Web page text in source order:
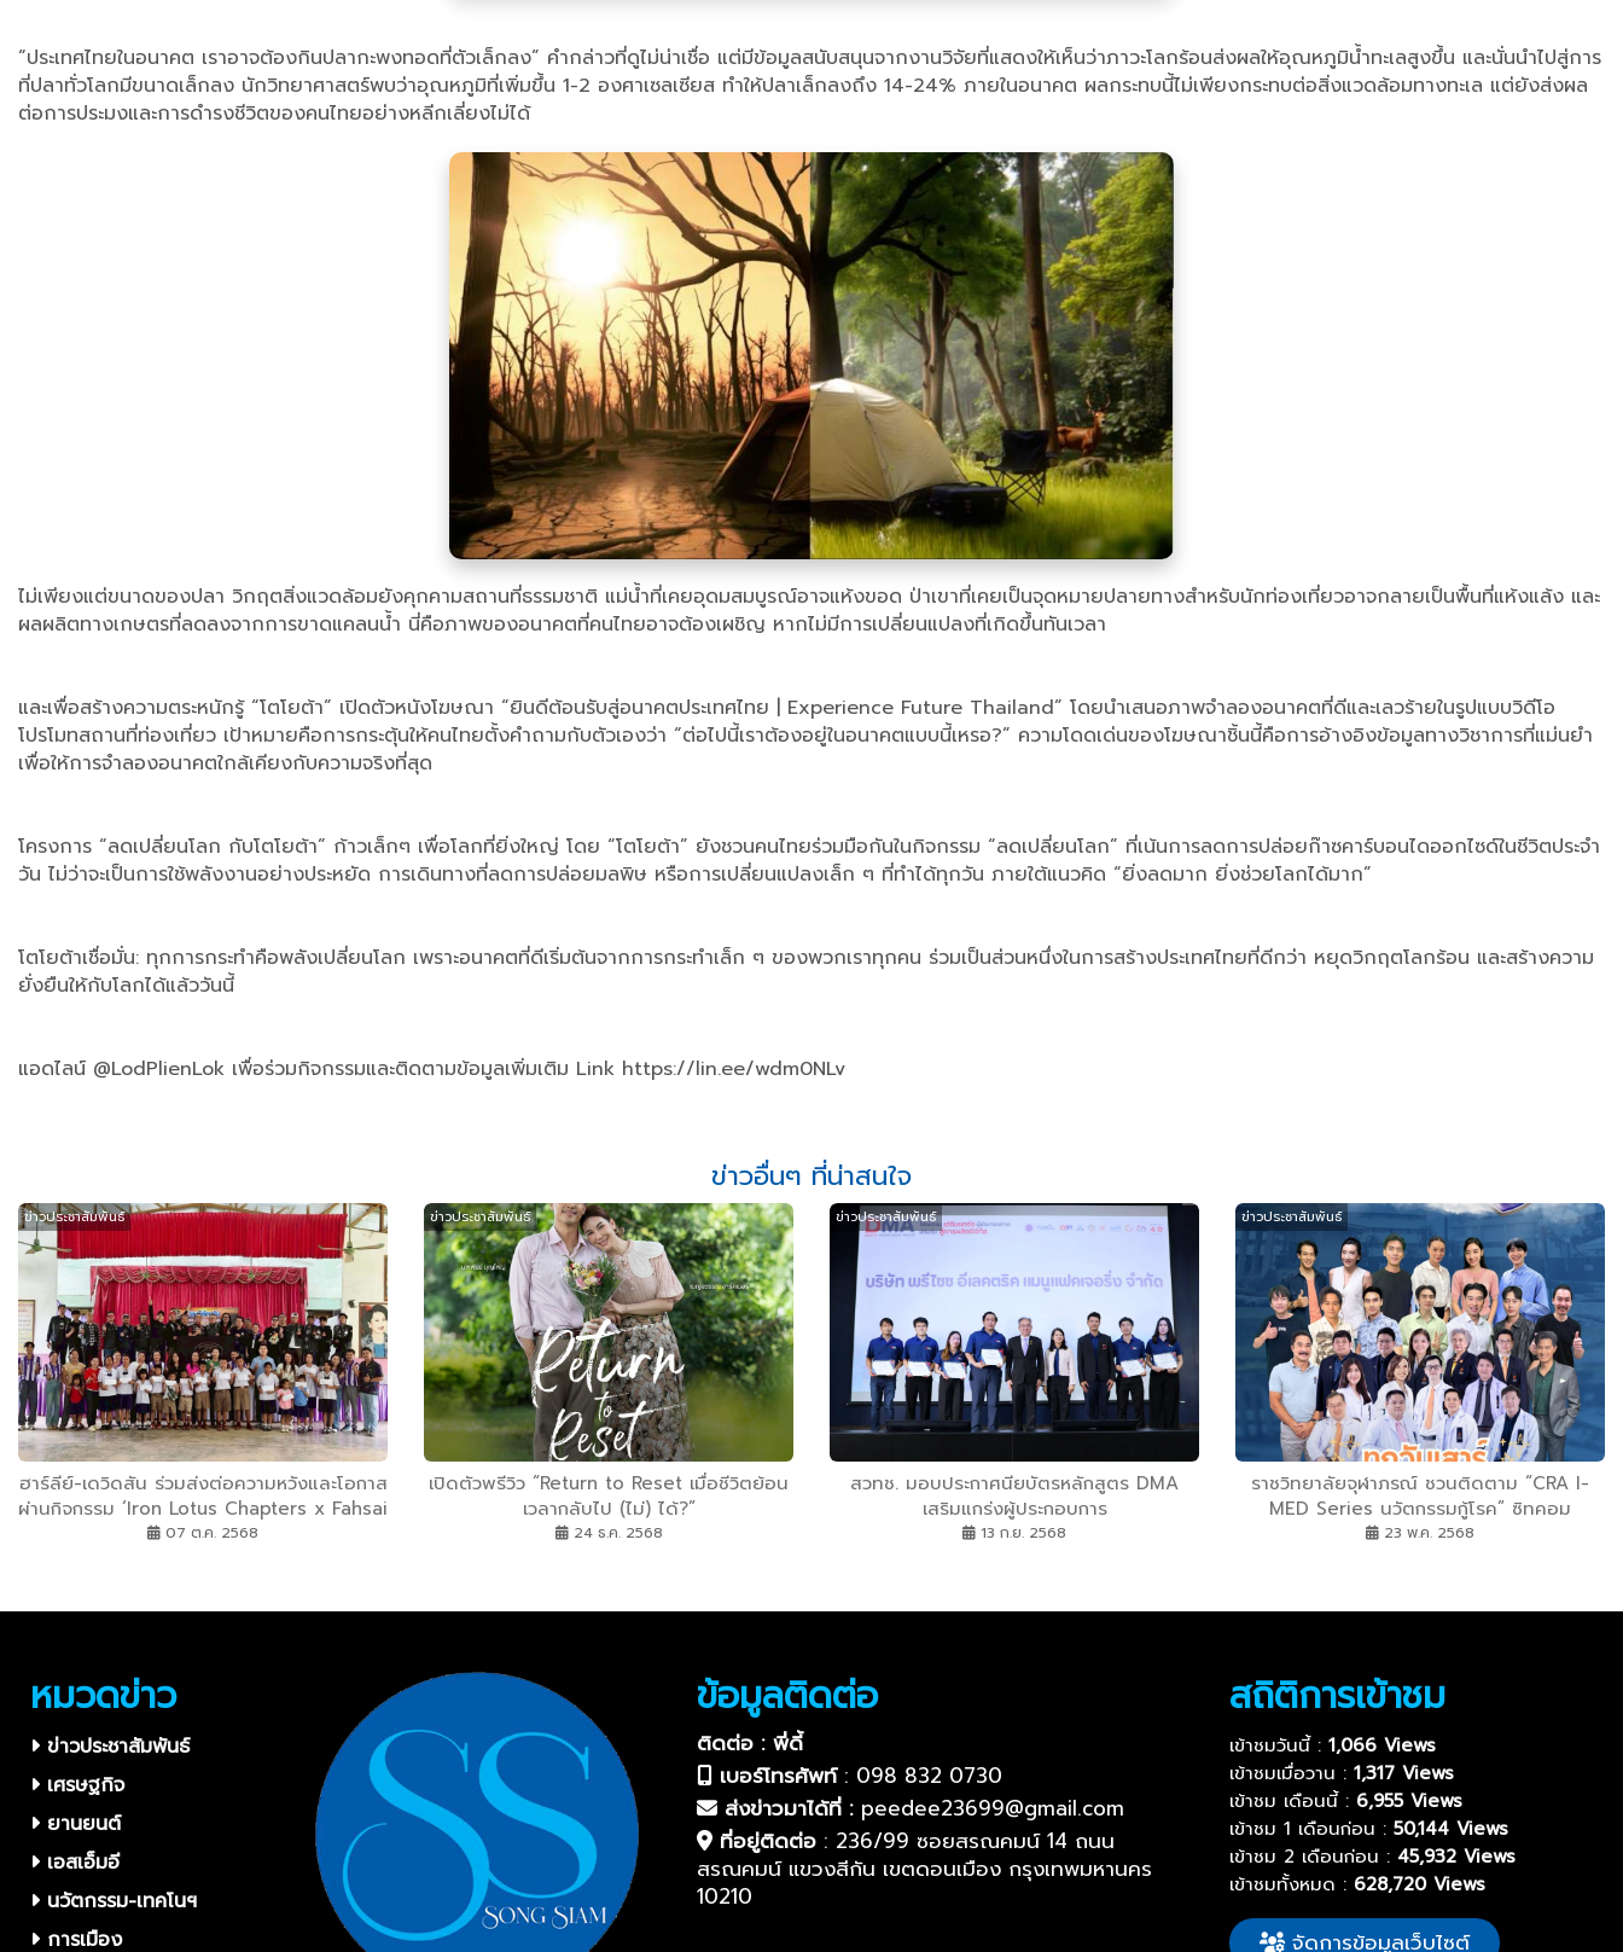
“ประเทศไทยในอนาคต เราอาจต้องกินปลากะพงทอดที่ตัวเล็กลง” คำกล่าวที่ดูไม่น่าเชื่อ แต่มีข้อมูลสนับสนุนจากงานวิจัยที่แสดงให้เห็นว่าภาวะโลกร้อนส่งผลให้อุณหภูมิน้ำทะเลสูงขึ้น และนั่นนำไปสู่การ
ที่ปลาทั่วโลกมีขนาดเล็กลง นักวิทยาศาสตร์พบว่าอุณหภูมิที่เพิ่มขึ้น 1-2 องศาเซลเซียส ทำให้ปลาเล็กลงถึง 14-24% ภายในอนาคต ผลกระทบนี้ไม่เพียงกระทบต่อสิ่งแวดล้อมทางทะเล แต่ยังส่งผล
ต่อการประมงและการดำรงชีวิตของคนไทยอย่างหลีกเลี่ยงไม่ได้
ไม่เพียงแต่ขนาดของปลา วิกฤตสิ่งแวดล้อมยังคุกคามสถานที่ธรรมชาติ แม่น้ำที่เคยอุดมสมบูรณ์อาจแห้งขอด ป่าเขาที่เคยเป็นจุดหมายปลายทางสำหรับนักท่องเที่ยวอาจกลายเป็นพื้นที่แห้งแล้ง และ
ผลผลิตทางเกษตรที่ลดลงจากการขาดแคลนน้ำ นี่คือภาพของอนาคตที่คนไทยอาจต้องเผชิญ หากไม่มีการเปลี่ยนแปลงที่เกิดขึ้นทันเวลา
และเพื่อสร้างความตระหนักรู้ “โตโยต้า” เปิดตัวหนังโฆษณา “ยินดีต้อนรับสู่อนาคตประเทศไทย | Experience Future Thailand” โดยนำเสนอภาพจำลองอนาคตที่ดีและเลวร้ายในรูปแบบวิดีโอ
โปรโมทสถานที่ท่องเที่ยว เป้าหมายคือการกระตุ้นให้คนไทยตั้งคำถามกับตัวเองว่า “ต่อไปนี้เราต้องอยู่ในอนาคตแบบนี้เหรอ?” ความโดดเด่นของโฆษณาชิ้นนี้คือการอ้างอิงข้อมูลทางวิชาการที่แม่นยำ
เพื่อให้การจำลองอนาคตใกล้เคียงกับความจริงที่สุด
โครงการ “ลดเปลี่ยนโลก กับโตโยต้า” ก้าวเล็กๆ เพื่อโลกที่ยิ่งใหญ่ โดย “โตโยต้า” ยังชวนคนไทยร่วมมือกันในกิจกรรม “ลดเปลี่ยนโลก” ที่เน้นการลดการปล่อยก๊าซคาร์บอนไดออกไซด์ในชีวิตประจำ
วัน ไม่ว่าจะเป็นการใช้พลังงานอย่างประหยัด การเดินทางที่ลดการปล่อยมลพิษ หรือการเปลี่ยนแปลงเล็ก ๆ ที่ทำได้ทุกวัน ภายใต้แนวคิด “ยิ่งลดมาก ยิ่งช่วยโลกได้มาก”
โตโยต้าเชื่อมั่น: ทุกการกระทำคือพลังเปลี่ยนโลก เพราะอนาคตที่ดีเริ่มต้นจากการกระทำเล็ก ๆ ของพวกเราทุกคน ร่วมเป็นส่วนหนึ่งในการสร้างประเทศไทยที่ดีกว่า หยุดวิกฤตโลกร้อน และสร้างความ
ยั่งยืนให้กับโลกได้แล้ววันนี้
แอดไลน์ @LodPlienLok เพื่อร่วมกิจกรรมและติดตามข้อมูลเพิ่มเติม Link https://lin.ee/wdm0NLv
ข่าวอื่นๆ ที่น่าสนใจ
ข่าวประชาสัมพันธ์
ฮาร์ลีย์-เดวิดสัน ร่วมส่งต่อความหวังและโอกาส
ผ่านกิจกรรม ‘Iron Lotus Chapters x Fahsai
Paider’ ช่วยสร้างถนน-มอบทุนการศึกษาเพื่อ
07 ต.ค. 2568
ข่าวประชาสัมพันธ์
เปิดตัวพรีวิว “Return to Reset เมื่อชีวิตย้อน
เวลากลับไป (ไม่) ได้?”
24 ธ.ค. 2568
ข่าวประชาสัมพันธ์
สวทช. มอบประกาศนียบัตรหลักสูตร DMA
เสริมแกร่งผู้ประกอบการ
13 ก.ย. 2568
ข่าวประชาสัมพันธ์
ราชวิทยาลัยจุฬาภรณ์ ชวนติดตาม “CRA I-
MED Series นวัตกรรมกู้โรค” ซิทคอม
สร้างสรรค์สุขภาพ เพื่อปวงชน
23 พ.ค. 2568
หมวดข่าว
ข่าวประชาสัมพันธ์
เศรษฐกิจ
ยานยนต์
เอสเอ็มอี
นวัตกรรม-เทคโนฯ
การเมือง
ข้อมูลติดต่อ
ติดต่อ : พี่ดี้
เบอร์โทรศัพท์: 098 832 0730
ส่งข่าวมาได้ที่ : peedee23699@gmail.com
ที่อยู่ติดต่อ: 236/99 ซอยสรณคมน์ 14 ถนน
สรณคมน์ แขวงสีกัน เขตดอนเมือง กรุงเทพมหานคร
10210
สถิติการเข้าชม
เข้าชมวันนี้ : 1,066 Views
เข้าชมเมื่อวาน : 1,317 Views
เข้าชม เดือนนี้ : 6,955 Views
เข้าชม 1 เดือนก่อน : 50,144 Views
เข้าชม 2 เดือนก่อน : 45,932 Views
เข้าชมทั้งหมด : 628,720 Views
จัดการข้อมูลเว็บไซต์